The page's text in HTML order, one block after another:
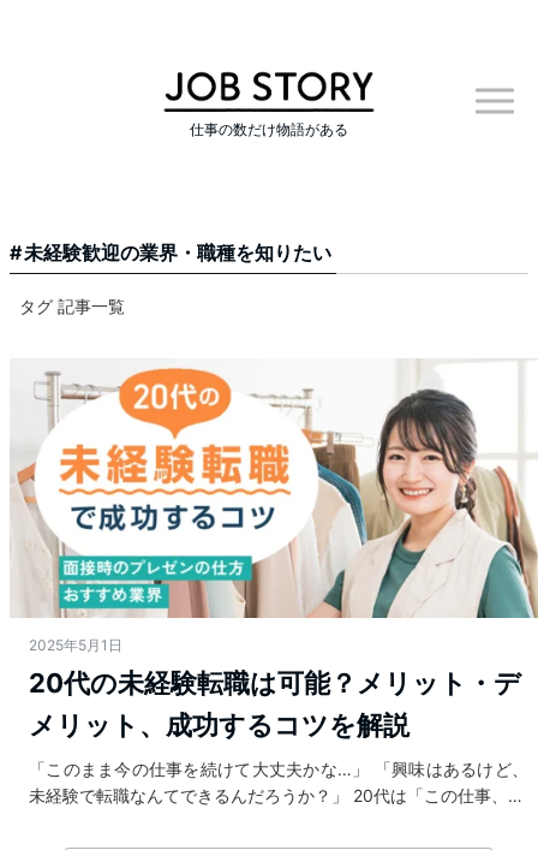
仕事の数だけ物語がある
未経験歓迎の業界・職種を知りたい
タグ 記事一覧
2025年5月1日
20代の未経験転職は可能？メリット・デ
メリット、成功するコツを解説
「このまま今の仕事を続けて大丈夫かな…」 「興味はあるけど、
未経験で転職なんてできるんだろうか？」 20代は「この仕事、…